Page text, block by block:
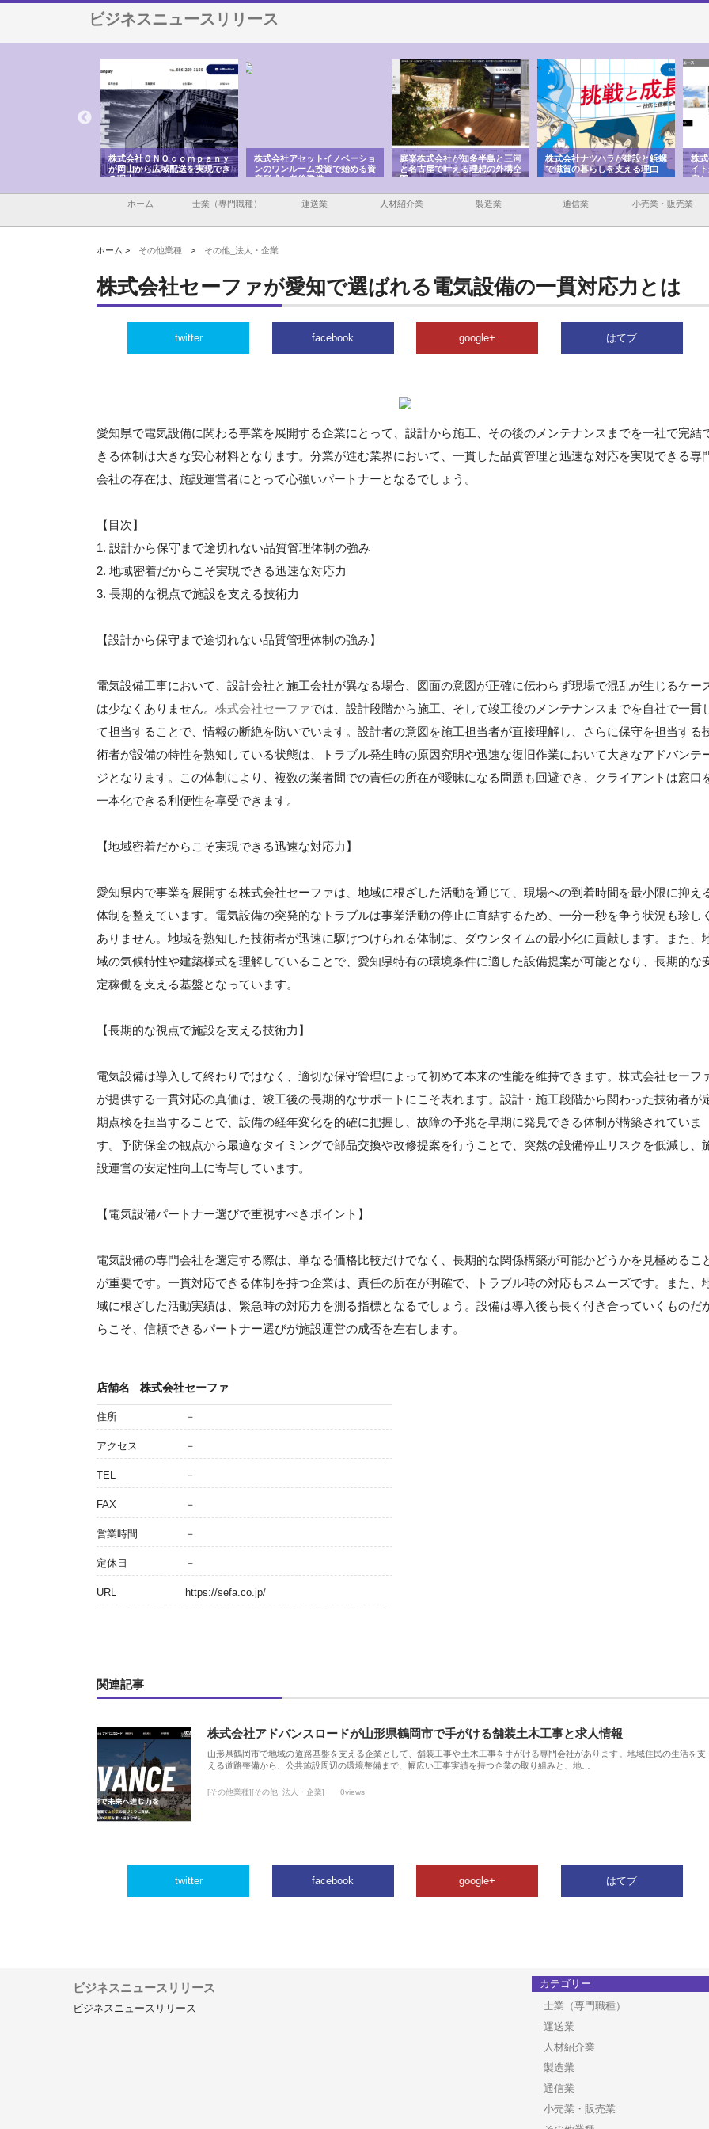
ビジネスニュースリリース
株式会社ＯＮＯｃｏｍｐａｎｙ
が岡山から広域配送を実現でき
る理由
株式会社アセットイノベーショ
ンのワンルーム投資で始める資
産形成と老後準備
庭楽株式会社が知多半島と三河
と名古屋で叶える理想の外構空
間
株式会社ナツハラが建設と鋲螺
で滋賀の暮らしを支える理由
株式会
イトが
容とは
ホーム 士業（専門職種） 運送業 人材紹介業 製造業 通信業 小売業・販売業
ホーム > その他業種 > その他_法人・企業
株式会社セーファが愛知で選ばれる電気設備の一貫対応力とは
twitter facebook google+ はてブ
愛知県で電気設備に関わる事業を展開する企業にとって、設計から施工、その後のメンテナンスまでを一社で完結
きる体制は大きな安心材料となります。分業が進む業界において、一貫した品質管理と迅速な対応を実現できる専
会社の存在は、施設運営者にとって心強いパートナーとなるでしょう。
【目次】
1. 設計から保守まで途切れない品質管理体制の強み
2. 地域密着だからこそ実現できる迅速な対応力
3. 長期的な視点で施設を支える技術力
【設計から保守まで途切れない品質管理体制の強み】
電気設備工事において、設計会社と施工会社が異なる場合、図面の意図が正確に伝わらず現場で混乱が生じるケー
は少なくありません。 株式会社セーファでは、設計段階から施工、そして竣工後のメンテナンスまでを自社で一貫
て担当することで、情報の断絶を防いでいます。設計者の意図を施工担当者が直接理解し、さらに保守を担当する
術者が設備の特性を熟知している状態は、トラブル発生時の原因究明や迅速な復旧作業において大きなアドバンテ
ジとなります。この体制により、複数の業者間での責任の所在が曖昧になる問題も回避でき、クライアントは窓口
一本化できる利便性を享受できます。
【地域密着だからこそ実現できる迅速な対応力】
愛知県内で事業を展開する株式会社セーファは、地域に根ざした活動を通じて、現場への到着時間を最小限に抑え
体制を整えています。電気設備の突発的なトラブルは事業活動の停止に直結するため、一分一秒を争う状況も珍しく
ありません。地域を熟知した技術者が迅速に駆けつけられる体制は、ダウンタイムの最小化に貢献します。また、
域の気候特性や建築様式を理解していることで、愛知県特有の環境条件に適した設備提案が可能となり、長期的な
定稼働を支える基盤となっています。
【長期的な視点で施設を支える技術力】
電気設備は導入して終わりではなく、適切な保守管理によって初めて本来の性能を維持できます。株式会社セーフ
が提供する一貫対応の真価は、竣工後の長期的なサポートにこそ表れます。設計・施工段階から関わった技術者が
期点検を担当することで、設備の経年変化を的確に把握し、故障の予兆を早期に発見できる体制が構築されていま
す。予防保全の観点から最適なタイミングで部品交換や改修提案を行うことで、突然の設備停止リスクを低減し、
設運営の安定性向上に寄与しています。
【電気設備パートナー選びで重視すべきポイント】
電気設備の専門会社を選定する際は、単なる価格比較だけでなく、長期的な関係構築が可能かどうかを見極めるこ
が重要です。一貫対応できる体制を持つ企業は、責任の所在が明確で、トラブル時の対応もスムーズです。また、
域に根ざした活動実績は、緊急時の対応力を測る指標となるでしょう。設備は導入後も長く付き合っていくものだ
らこそ、信頼できるパートナー選びが施設運営の成否を左右します。
店舗名 株式会社セーファ
住所 －
アクセス －
TEL －
FAX －
営業時間 －
定休日 －
URL https://sefa.co.jp/
関連記事
株式会社アドバンスロードが山形県鶴岡市で手がける舗装土木工事と求人情報
山形県鶴岡市で地域の道路基盤を支える企業として、舗装工事や土木工事を手がける専門会社があります。地域住民の生活を支
える道路整備から、公共施設周辺の環境整備まで、幅広い工事実績を持つ企業の取り組みと、地…
[その他業種][その他_法人・企業] 0views
twitter facebook google+ はてブ
ビジネスニュースリリース
ビジネスニュースリリース
カテゴリー
士業（専門職種）
運送業
人材紹介業
製造業
通信業
小売業・販売業